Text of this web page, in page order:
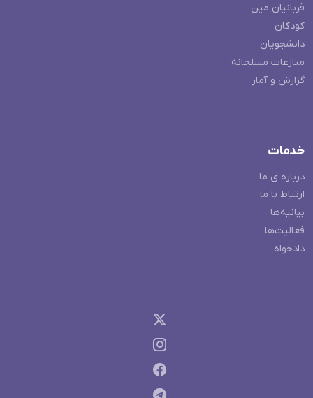
قربانیان مین
کودکان
دانشجویان
منازعات مسلحانه
گزارش و آمار
خدمات
درباره ی ما
ارتباط با ما
بیانیه‌ها
فعالیت‌ها
دادخواه